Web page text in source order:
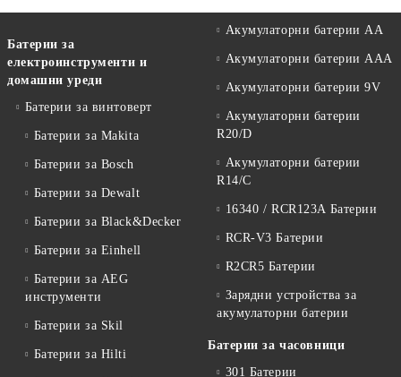
Батерии за
електроинструменти и
домашни уреди
Батерии за винтоверт
Батерии за Makita
Батерии за Bosch
Батерии за Dewalt
Батерии за Black&Decker
Батерии за Einhell
Батерии за AEG
инструменти
Батерии за Skil
Батерии за Hilti
Акумулаторни батерии АА
Акумулаторни батерии AAA
Акумулаторни батерии 9V
Акумулаторни батерии
R20/D
Акумулаторни батерии
R14/C
16340 / RCR123A Батерии
RCR-V3 Батерии
R2CR5 Батерии
Зарядни устройства за
акумулаторни батерии
Батерии за часовници
301 Батерии